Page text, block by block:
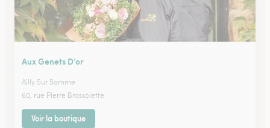
Aux Genets D’or
Ailly Sur Somme
60, rue Pierre Brossolette
Voir la boutique